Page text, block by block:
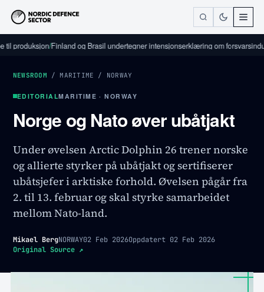
/Finland og Brasil undertegner intensjonserklæring om forsvarsindustrielt
NEWSROOM /MARITIME / NORWAY
EDITORIALMARITIME · NORWAY
Norge og Nato øver ubåtjakt
Under øvelsen Arctic Dolphin 26 trener norske
og allierte styrker på ubåtjakt og sertifiserer
ubåtsjefer i arktiske forhold. Øvelsen pågår fra
2. til 13. februar og skal styrke samarbeidet
mellom Nato-land.
Mikael BergNORWAY02 Feb 2026Oppdatert 02 Feb 2026
Original Source ↗